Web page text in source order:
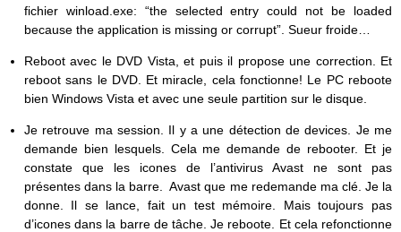
fichier winload.exe: “the selected entry could not be loaded
because the application is missing or corrupt”. Sueur froide…
Reboot avec le DVD Vista, et puis il propose une correction. Et
reboot sans le DVD. Et miracle, cela fonctionne! Le PC reboote
bien Windows Vista et avec une seule partition sur le disque.
Je retrouve ma session. Il y a une détection de devices. Je me
demande bien lesquels. Cela me demande de rebooter. Et je
constate que les icones de l’antivirus Avast ne sont pas
présentes dans la barre. Avast que me redemande ma clé. Je la
donne. Il se lance, fait un test mémoire. Mais toujours pas
d’icones dans la barre de tâche. Je reboote. Et cela refonctionne